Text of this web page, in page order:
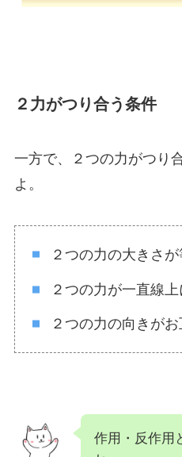
２力がつり合う条件
一方で、２つの力がつり
よ。
２つの力の大きさが
２つの力が一直線上
２つの力の向きが
作用・反作用